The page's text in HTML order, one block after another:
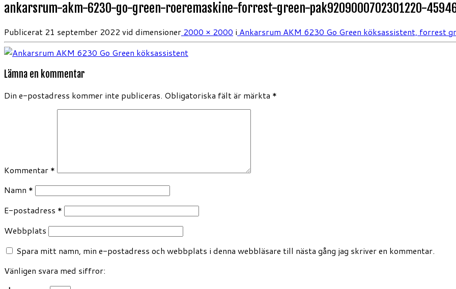
ankarsrum-akm-6230-go-green-roeremaskine-forrest-green-pak9209000702301220-
Publicerat 21 september 2022 vid dimensioner 2000 × 2000 i Ankarsrum AKM 6230 Go Green köksassistent, forrest
Lämna en kommentar
Din e-postadress kommer inte publiceras. Obligatoriska fält är märkta *
Kommentar *
Namn *
E-postadress *
Webbplats
Spara mitt namn, min e-postadress och webbplats i denna webbläsare till nästa gång jag skriver en kommentar.
Vänligen svara med siffror: